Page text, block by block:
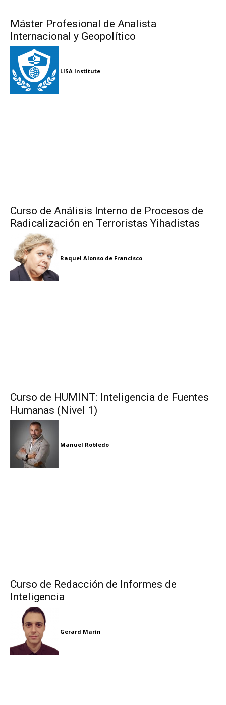
Máster Profesional de Analista
Internacional y Geopolítico
LISA Institute
Curso de Análisis Interno de Procesos de
Radicalización en Terroristas Yihadistas
Raquel Alonso de Francisco
Curso de HUMINT: Inteligencia de Fuentes
Humanas (Nivel 1)
Manuel Robledo
Curso de Redacción de Informes de
Inteligencia
Gerard Marín